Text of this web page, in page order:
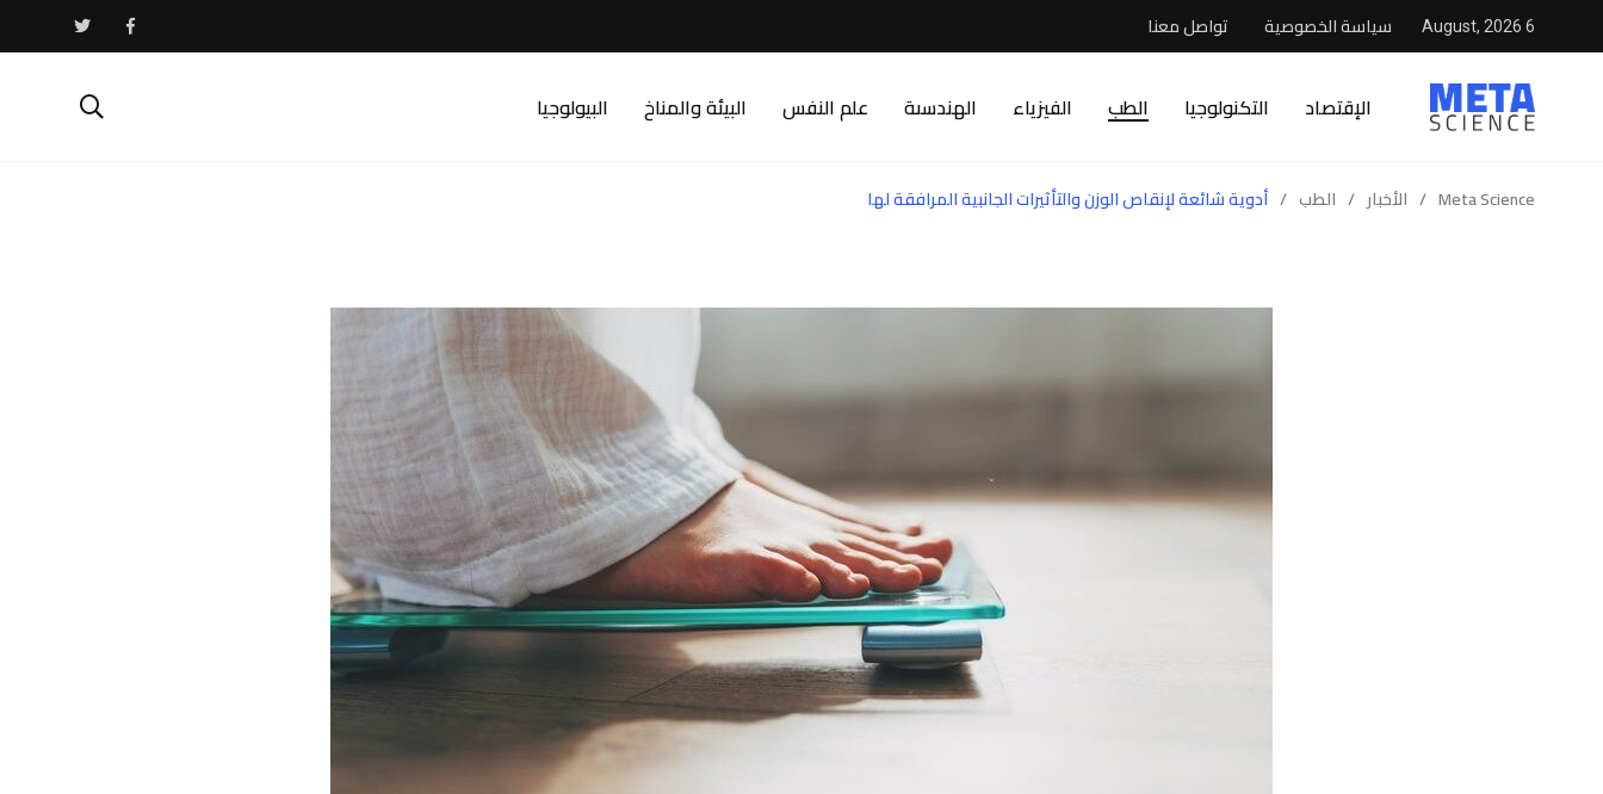
6 August, 2026 سياسة الخصوصية تواصل معنا
الإقتصاد التكنولوجيا الطب الفيزياء الهندسىة علم النفس البيئة والمناخ البيولوجيا
Meta Science
/ الأخبار / الطب / أدوية شائعة لإنقاص الوزن والتأثيرات الجانبية المرافقة لها